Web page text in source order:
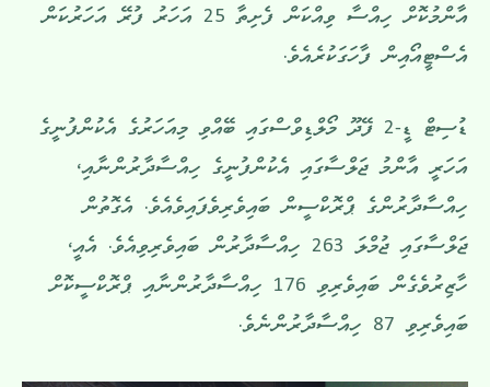
އާންމުކޮށް ހިއްސާ ވިއްކަން ފެށިތާ 25 އަހަރު ފުރޭ އަހަރުކަން
އެސްޓީއޯއިން ފާހަގަކުރެއެވެ.
ޑުސިޓް ޑީ-2 ފޭދޫ މޯލްޑިވްސްގައި ބޭއްވި މިއަހަރުގެ އެކުންފުނީގެ
އަހަރީ އާންމު ޖަލްސާގައި އެކުންފުނީގެ ހިއްސާދާރުންނާއި،
ހިއްސާދާރުންގެ ޕްރޮކްސީން ބައިވެރިވެފައިވެއެވެ. އެގޮތުން
ޖަލްސާގައި ޖުމްލަ 263 ހިއްސާދާރުން ބައިވެރިވިއެވެ. އެއީ،
ހާޒިރުވެގެން ބައިވެރިވި 176 ހިއްސާދާރުންނާއި ޕްރޮކްސީކޮށް
ބައިވެރިވި 87 ހިއްސާދާރުންނެވެ.